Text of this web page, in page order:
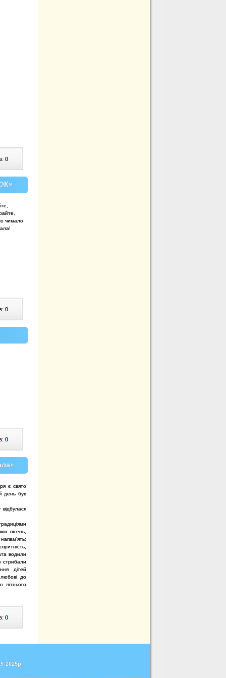
0
чимало
0
0
є свято
день був
пісень,
водили
стрибали
дітей
любові до
літнього
0
2025р.